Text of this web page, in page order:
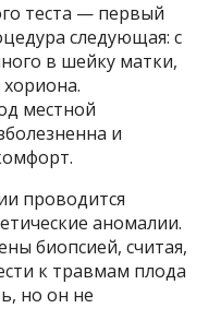
теста — первый
следующая: с
в шейку матки,
местной
и
проводится
аномалии.
биопсией, считая,
к травмам плода
но он не